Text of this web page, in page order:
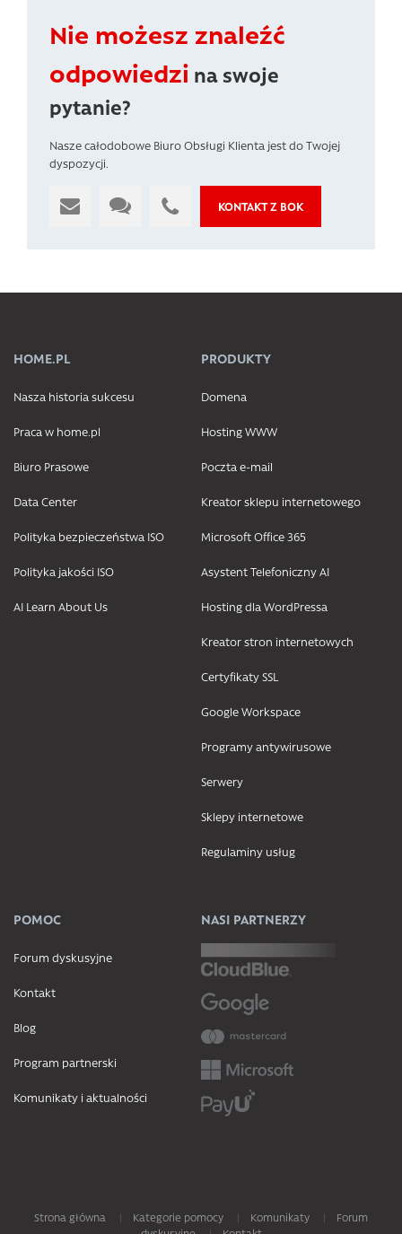
Nie możesz znaleźć
odpowiedzi na swoje
pytanie?
Nasze całodobowe Biuro Obsługi Klienta jest do Twojej
dyspozycji.
KONTAKT Z BOK
HOME.PL
Nasza historia sukcesu
Praca w home.pl
Biuro Prasowe
Data Center
Polityka bezpieczeństwa ISO
Polityka jakości ISO
AI Learn About Us
PRODUKTY
Domena
Hosting WWW
Poczta e-mail
Kreator sklepu internetowego
Microsoft Office 365
Asystent Telefoniczny AI
Hosting dla WordPressa
Kreator stron internetowych
Certyfikaty SSL
Google Workspace
Programy antywirusowe
Serwery
Sklepy internetowe
Regulaminy usług
POMOC
Forum dyskusyjne
Kontakt
Blog
Program partnerski
Komunikaty i aktualności
NASI PARTNERZY
Strona główna Kategorie pomocy Komunikaty
Forum